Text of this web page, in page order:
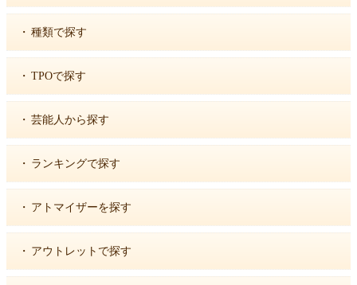
・ 種類で探す
・ TPOで探す
・ 芸能人から探す
・ ランキングで探す
・ アトマイザーを探す
・ アウトレットで探す